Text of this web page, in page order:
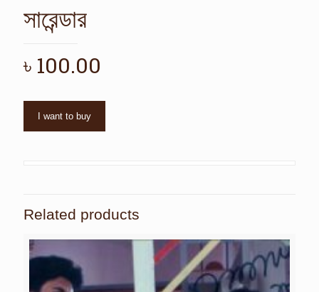
সারেন্ডার
৳ 100.00
I want to buy
Related products